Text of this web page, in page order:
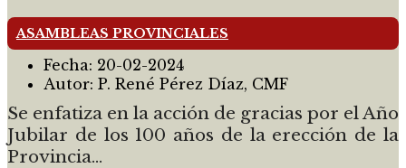
ASAMBLEAS PROVINCIALES
Fecha: 20-02-2024
Autor: P. René Pérez Díaz, CMF
Se enfatiza en la acción de gracias por el Año
Jubilar de los 100 años de la erección de la
Provincia...